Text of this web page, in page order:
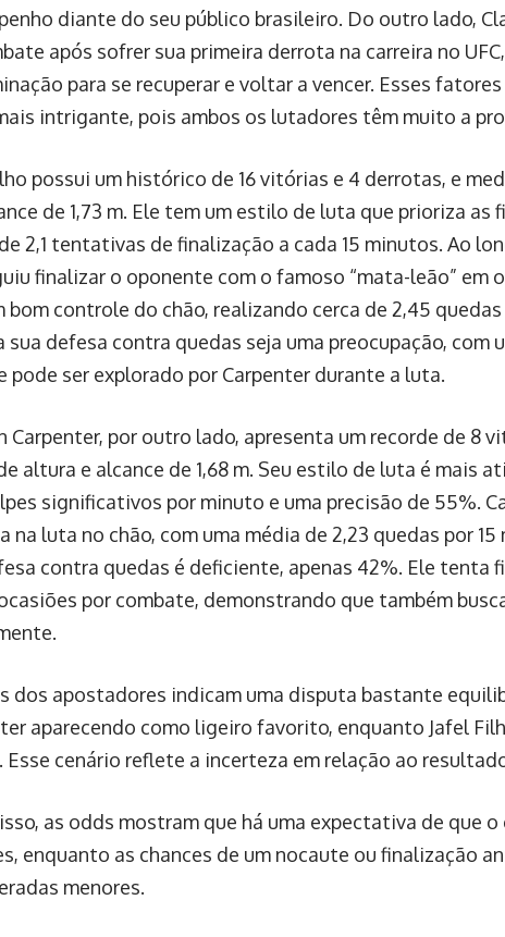
diante do seu público brasileiro. Do outro lado,
após sofrer sua primeira derrota na carreira no
para se recuperar e voltar a vencer. Esses
intrigante, pois ambos os lutadores têm muito a
possui um histórico de 16 vitórias e 4 derrotas, e
de 1,73 m. Ele tem um estilo de luta que prioriza as
2,1 tentativas de finalização a cada 15 minutos. Ao
finalizar o oponente com o famoso “mata-leão” em
bom controle do chão, realizando cerca de 2,45
sua defesa contra quedas seja uma preocupação, com
pode ser explorado por Carpenter durante a luta.
Carpenter, por outro lado, apresenta um recorde de 8
altura e alcance de 1,68 m. Seu estilo de luta é mais
significativos por minuto e uma precisão de 55%.
na luta no chão, com uma média de 2,23 quedas por
contra quedas é deficiente, apenas 42%. Ele tenta
por combate, demonstrando que também
dos apostadores indicam uma disputa bastante
aparecendo como ligeiro favorito, enquanto Jafel
Esse cenário reflete a incerteza em relação ao
as odds mostram que há uma expectativa de que
enquanto as chances de um nocaute ou finalização
menores.